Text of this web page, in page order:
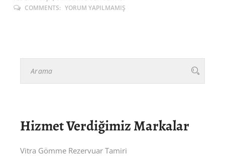
COMMENTS: YORUM YAPILMAMIŞ
Hizmet Verdiğimiz Markalar
Vitra Gömme Rezervuar Tamiri